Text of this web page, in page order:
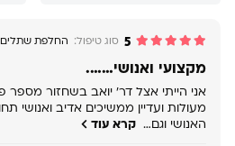
5 סוג טיפול: החלפת
מקצועי ואנושי…….
אני הייתי אצל דר' יואב בשחזור
מעולות ועדיין ממשיכים אדיב ואנושי
האנושי וגם… קרא עוד